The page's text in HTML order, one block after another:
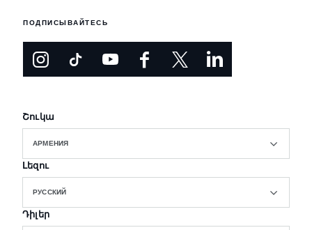
ПОДПИСЫВАЙТЕСЬ
Շուկա
АРМЕНИЯ
Լեզու
РУССКИЙ
Դիլեր